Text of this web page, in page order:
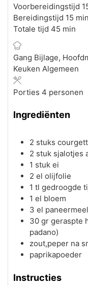
Voorbereidingstijd
Bereidingstijd 15 min
Totale tijd 45 minuten
min
Gang Bijlage,
Keuken Algemeen
Porties 4 personen
Ingrediënten
2 stuks
2 stuk sjalotjes
1 stuk ei
2 el olijfolie
1 tl gedroogde
1 el bloem
3 el paneermeel
30 gr geraspte
padano)
zout,peper na
paprikapoeder
Instructies